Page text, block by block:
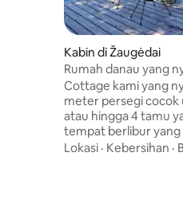
Kabin di Žaugėdai
Rumah danau yang
Cottage kami yang
meter persegi cocok
atau hingga 4 tamu
tempat berlibur
dalam, Anda akan
Lokasi · Kebersihan ·